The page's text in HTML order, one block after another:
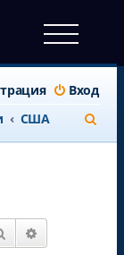
Вход
CША
о
Поиск